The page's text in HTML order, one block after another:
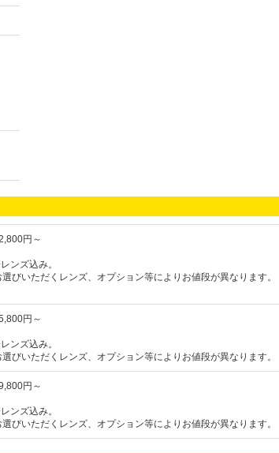
円～
ンズ込み。
選びいただくレンズ、オプション等によりお値段が異なります。
円～
ンズ込み。
選びいただくレンズ、オプション等によりお値段が異なります。
円～
ンズ込み。
選びいただくレンズ、オプション等によりお値段が異なります。